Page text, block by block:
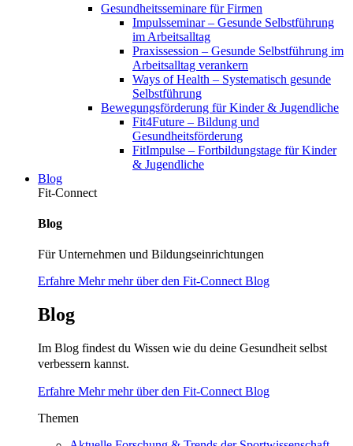
Gesundheitsseminare für Firmen
Impulsseminar – Gesunde Selbstführung
im Arbeitsalltag
Praxissession – Gesunde Selbstführung im
Arbeitsalltag verankern
Ways of Health – Systematisch gesunde
Selbstführung
Bewegungsförderung für Kinder & Jugendliche
Fit4Future – Bildung und
Gesundheitsförderung
FitImpulse – Fortbildungstage für Kinder
& Jugendliche
Blog
Fit-Connect
Blog
Für Unternehmen und Bildungseinrichtungen
Erfahre Mehr mehr über den Fit-Connect Blog
Blog
Im Blog findest du Wissen wie du deine Gesundheit selbst
verbessern kannst.
Erfahre Mehr mehr über den Fit-Connect Blog
Themen